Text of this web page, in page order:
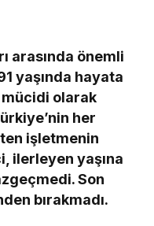
arasında önemli
yaşında hayata
olarak
her
işletmenin
ilerleyen yaşına
Son
bırakmadı.